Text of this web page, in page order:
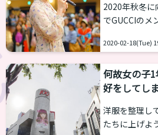
って言ってく
らも男性骨格
https://t.co/
28日 13:28 動
2020年秋冬に
でGUCCIのメ
ZEN@zen_pk_official
ら無いのが当
ョー。素敵で
https://t.co/
日 08:33 この
2020-02-18(Tue)
何故女の子
好をしてし
洋服を整理し
たちに上げよ